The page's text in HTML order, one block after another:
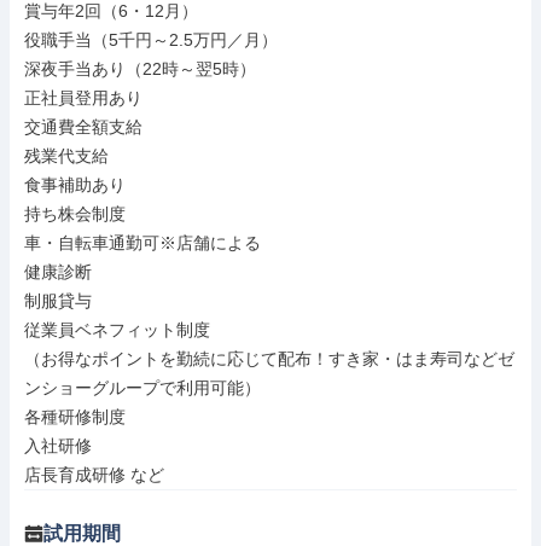
賞与年2回（6・12月）
役職手当（5千円～2.5万円／月）
深夜手当あり（22時～翌5時）
正社員登用あり
交通費全額支給
残業代支給
食事補助あり
持ち株会制度
車・自転車通勤可※店舗による
健康診断
制服貸与
従業員ベネフィット制度
（お得なポイントを勤続に応じて配布！すき家・はま寿司などゼ
ンショーグループで利用可能）
各種研修制度
入社研修
店長育成研修 など
試用期間